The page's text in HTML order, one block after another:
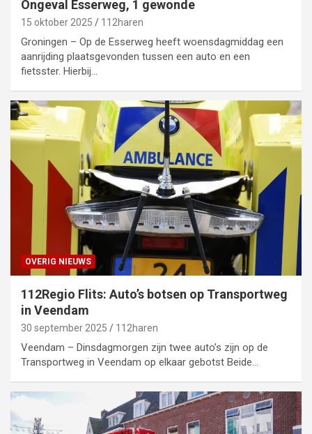
Ongeval Esserweg, 1 gewonde
15 oktober 2025 112haren
Groningen – Op de Esserweg heeft woensdagmiddag een
aanrijding plaatsgevonden tussen een auto en een
fietsster. Hierbij…
OVERIG NIEUWS
112Regio Flits: Auto’s botsen op Transportweg
in Veendam
30 september 2025 112haren
Veendam – Dinsdagmorgen zijn twee auto’s zijn op de
Transportweg in Veendam op elkaar gebotst Beide…